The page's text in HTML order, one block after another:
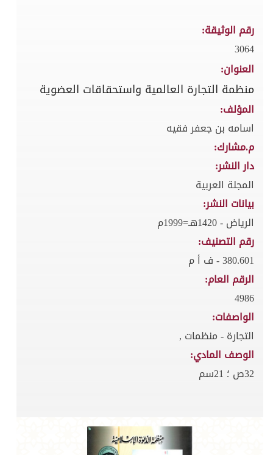
رقم الوثيقة:
3064
العنوان:
منظمة التجارة العالمية واستحقاقات العضوية
المؤلف:
اسامه بن جعفر فقيه
م.مشارك:
دار النشر:
المجلة العربية
بيانات النشر:
الرياض - 1420هـ=1999م
رقم التصنيف:
380.601 - ف أ م
الرقم العام:
4986
الواصفات:
التجارة - منظمات ,
الوصف المادي:
32ص ؛ 21سم